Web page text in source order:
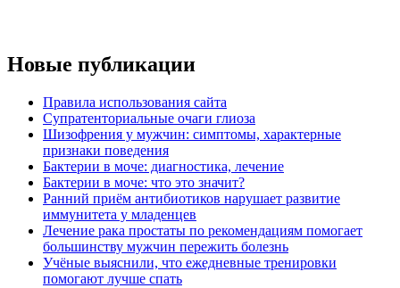
Новые публикации
Правила использования сайта
Супратенториальные очаги глиоза
Шизофрения у мужчин: симптомы, характерные
признаки поведения
Бактерии в моче: диагностика, лечение
Бактерии в моче: что это значит?
Ранний приём антибиотиков нарушает развитие
иммунитета у младенцев
Лечение рака простаты по рекомендациям помогает
большинству мужчин пережить болезнь
Учёные выяснили, что ежедневные тренировки
помогают лучше спать